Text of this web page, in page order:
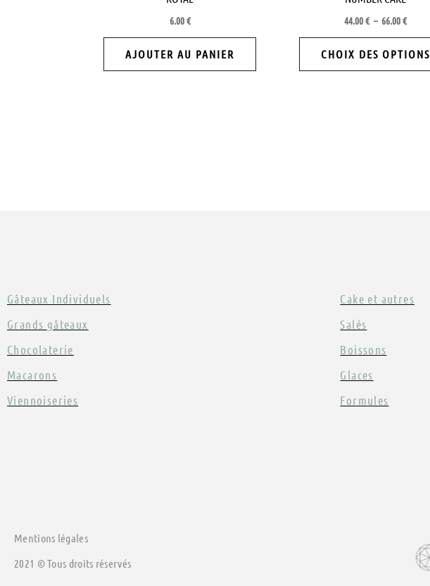
6.00€
AJOUTER AU PANIER
44.00€ – 66.00€
CHOIX DES OPTIONS
Gâteaux Individuels
Grands gâteaux
Chocolaterie
Macarons
Viennoiseries
Cake et autres
Salés
Boissons
Glaces
Formules
Mentions légales
2021 © Tous droits réservés